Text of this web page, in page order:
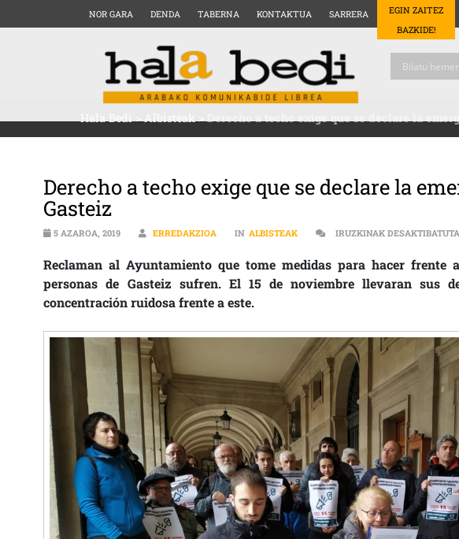
NOR GARA DENDA TABERNA KONTAKTUA SARRERA
EGIN ZAITEZ
BAZKIDE!
Hala Bedi>Albisteak>Derecho a techo exige que se declare la
Derecho a techo exige que se declare la
Gasteiz
5 AZAROA, 2019 ERREDAKZIOA IN ALBISTEAK IRUZKINAK
Reclaman al Ayuntamiento que tome medidas para hacer frente
personas de Gasteiz sufren. El 15 de noviembre llevaran sus
concentración ruidosa frente a este.